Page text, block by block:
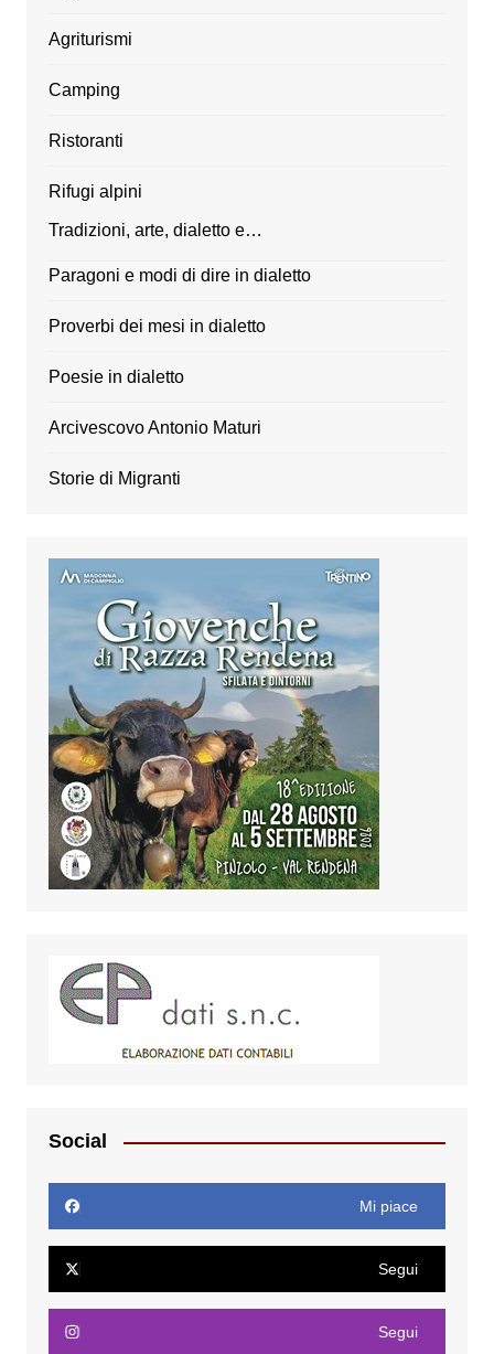
Agriturismi
Camping
Ristoranti
Rifugi alpini
Tradizioni, arte, dialetto e…
Paragoni e modi di dire in dialetto
Proverbi dei mesi in dialetto
Poesie in dialetto
Arcivescovo Antonio Maturi
Storie di Migranti
Social
Mi piace
Segui
Segui